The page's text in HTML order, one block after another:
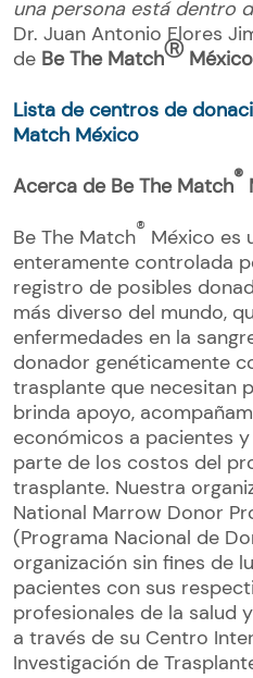
una persona está dentro
Dr. Juan Antonio Flores
de Be The MatchⓇ Méxic
Lista de centros de
Match México
Acerca de Be The Match®
Be The Match® México es
enteramente controlada
registro de posibles
más diverso del mundo,
enfermedades en la
donador genéticamente
trasplante que necesitan
brinda apoyo,
económicos a pacientes
parte de los costos del
trasplante. Nuestra
National Marrow Donor
(Programa Nacional de
organización sin fines de
pacientes con sus
profesionales de la salud
a través de su Centro
Investigación de